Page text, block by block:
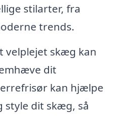
stilarter, fra
trends.
velplejet skæg kan
dit
kan hjælpe
style dit skæg, så